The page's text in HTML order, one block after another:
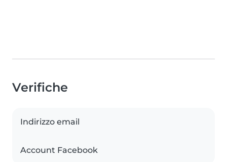
Verifiche
Indirizzo email
Account Facebook